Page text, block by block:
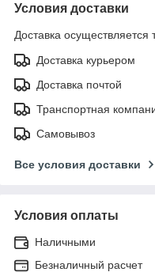
Условия доставки
Доставка осуществляется
Доставка курьером
Доставка почтой
Транспортная
Самовывоз
Все условия доставки
Условия оплаты
Наличными
Безналичный расчет